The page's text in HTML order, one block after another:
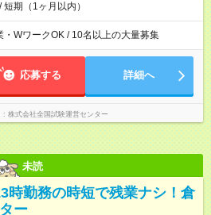
期（1ヶ月以内）
・WワークOK / 10名以上の大量募集
応募する 詳細へ
株式会社全国試験運営センター
未読
時勤務の時短で残業ナシ！倉
ー